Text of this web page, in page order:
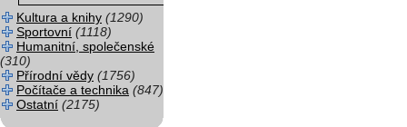
Kultura a knihy (1290)
Sportovní (1118)
Humanitní, společenské
(310)
Přírodní vědy (1756)
Počítače a technika (847)
Ostatní (2175)